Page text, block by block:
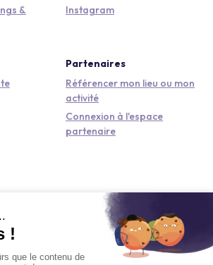
&
Instagram
Partenaires
Référencer mon lieu ou mon
activité
Connexion à l'espace
partenaire
© 2026 Kactus Tous droits réservés